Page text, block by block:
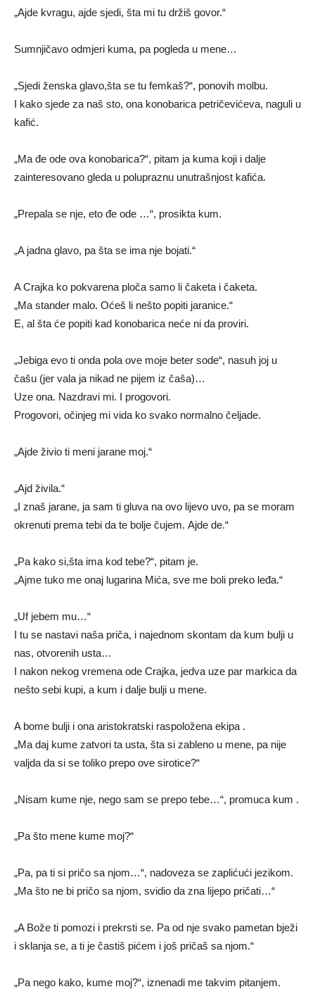
„Ajde kvragu, ajde sjedi, šta mi tu držiš govor.“
Sumnjičavo odmjeri kuma, pa pogleda u mene…
„Sjedi ženska glavo,šta se tu femkaš?“, ponovih molbu.
I kako sjede za naš sto, ona konobarica petričevićeva, naguli u
kafić.
„Ma đe ode ova konobarica?“, pitam ja kuma koji i dalje
zainteresovano gleda u polupraznu unutrašnjost kafića.
„Prepala se nje, eto đe ode …“, prosikta kum.
„A jadna glavo, pa šta se ima nje bojati.“
A Crajka ko pokvarena ploča samo li čaketa i čaketa.
„Ma stander malo. Oćeš li nešto popiti jaranice.“
E, al šta će popiti kad konobarica neće ni da proviri.
„Jebiga evo ti onda pola ove moje beter sode“, nasuh joj u
čašu (jer vala ja nikad ne pijem iz čaša)…
Uze ona. Nazdravi mi. I progovori.
Progovori, očinjeg mi vida ko svako normalno čeljade.
„Ajde živio ti meni jarane moj.“
„Ajd živila.“
„I znaš jarane, ja sam ti gluva na ovo lijevo uvo, pa se moram
okrenuti prema tebi da te bolje čujem. Ajde de.“
„Pa kako si,šta ima kod tebe?“, pitam je.
„Ajme tuko me onaj lugarina Mića, sve me boli preko leđa.“
„Uf jebem mu…“
I tu se nastavi naša priča, i najednom skontam da kum bulji u
nas, otvorenih usta…
I nakon nekog vremena ode Crajka, jedva uze par markica da
nešto sebi kupi, a kum i dalje bulji u mene.
A bome bulji i ona aristokratski raspoložena ekipa .
„Ma daj kume zatvori ta usta, šta si zableno u mene, pa nije
valjda da si se toliko prepo ove sirotice?“
„Nisam kume nje, nego sam se prepo tebe…“, promuca kum .
„Pa što mene kume moj?“
„Pa, pa ti si pričo sa njom…“, nadoveza se zaplićući jezikom.
„Ma što ne bi pričo sa njom, svidio da zna lijepo pričati…“
„A Bože ti pomozi i prekrsti se. Pa od nje svako pametan bježi
i sklanja se, a ti je častiš pićem i još pričaš sa njom.“
„Pa nego kako, kume moj?“, iznenadi me takvim pitanjem.